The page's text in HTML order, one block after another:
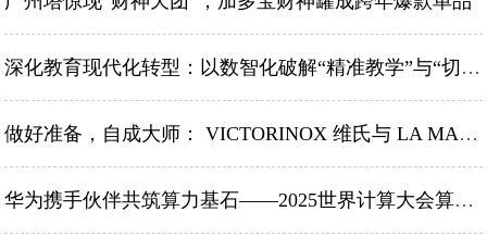
深化教育现代化转型：以数智化破解“精准教学”与“切实减负”双课题
做好准备，自成大师： VICTORINOX 维氏与 LA MARZOCCO 联合打造咖啡师工具
华为携手伙伴共筑算力基石——2025世界计算大会算力基础设施创新突破（基石篇）专场活动成功举办